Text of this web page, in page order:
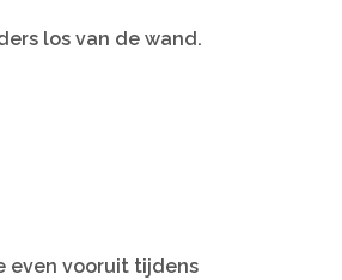
los van de wand.
even vooruit tijdens